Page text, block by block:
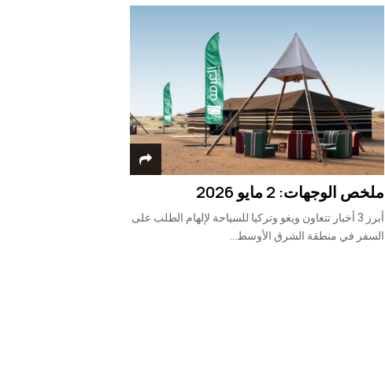
ملخص الوجهات: 2 مايو 2026
أبرز 3 أخبار تتعاون ويغو وتركيا للسياحة لإلهام الطلب على
السفر في منطقة الشرق الأوسط...